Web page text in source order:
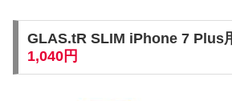
GLAS.tR SLIM iPhone 7 Plus
1,040円